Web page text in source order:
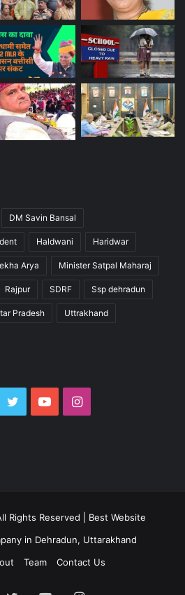
DM Savin Bansal
Haldwani Haridwar
Arya Minister Satpal Maharaj
Rajpur SDRF Ssp dehradun
Pradesh Uttrakhand
Twitter YouTubeInstagram
Rights Reserved | Best Website
in Dehradun, Uttarakhand
Team Contact Us